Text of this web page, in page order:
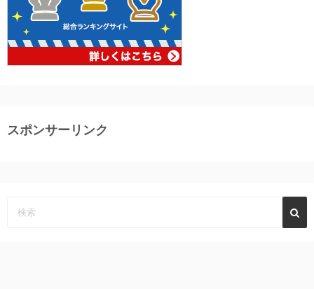
スポンサーリンク